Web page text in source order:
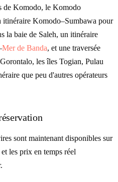
de Komodo, le Komodo
itinéraire Komodo–Sumbawa pour
la baie de Saleh, un itinéraire
Mer de Banda, et une traversée
les îles Togian, Pulau
que peu d'autres opérateurs
sont maintenant disponibles sur
les prix en temps réel